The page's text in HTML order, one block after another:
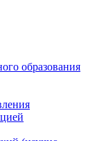
образования